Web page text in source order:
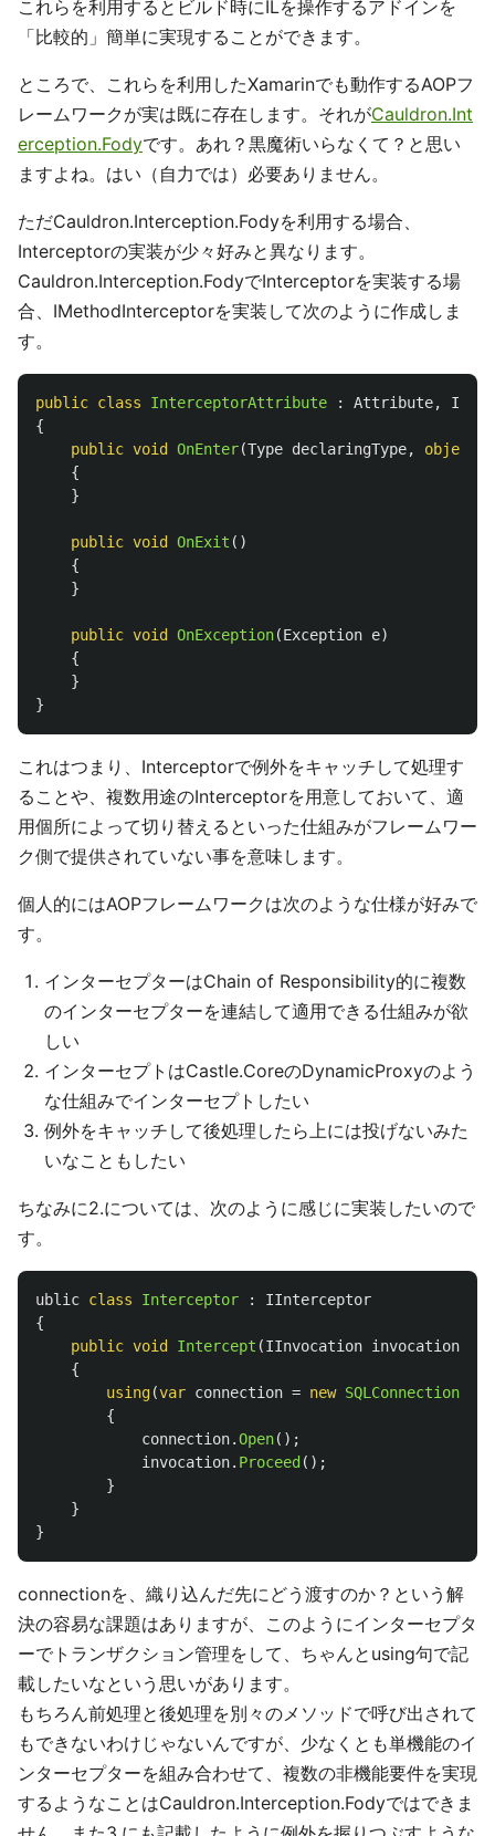
これらを利用するとビルド時にILを操作するアドインを
「比較的」簡単に実現することができます。
ところで、これらを利用したXamarinでも動作するAOPフ
レームワークが実は既に存在します。それがCauldron.Int
erception.Fodyです。あれ？黒魔術いらなくて？と思い
ますよね。はい（自力では）必要ありません。
ただCauldron.Interception.Fodyを利用する場合、
Interceptorの実装が少々好みと異なります。
Cauldron.Interception.FodyでInterceptorを実装する場
合、IMethodInterceptorを実装して次のように作成しま
す。
public class InterceptorAttribute : Attribute,
{
public void OnEnter(Type declaringType, object
{
}
public void OnExit ()
{
}
public void OnException(Exception e)
{
}
}
これはつまり、Interceptorで例外をキャッチして処理す
ることや、複数用途のInterceptorを用意しておいて、適
用個所によって切り替えるといった仕組みがフレームワー
ク側で提供されていない事を意味します。
個人的にはAOPフレームワークは次のような仕様が好みで
す。
インターセプターはChain of Responsibility的に複数
のインターセプターを連結して適用できる仕組みが欲
しい
インターセプトはCastle.CoreのDynamicProxyのよう
な仕組みでインターセプトしたい
例外をキャッチして後処理したら上には投げないみた
いなこともしたい
ちなみに2.については、次のように感じに実装したいので
す。
ublic class Interceptor :
IInterceptor
{
public void Intercept (IInvocation invocation
{
using(var connection = new SQLConnection
{
connection.Open();
invocation. Proceed ();
}
}
}
connectionを、織り込んだ先にどう渡すのか？という解
決の容易な課題はありますが、このようにインターセプタ
ーでトランザクション管理をして、ちゃんとusing句で記
載したいなという思いがあります。
もちろん前処理と後処理を別々のメソッドで呼び出されて
もできないわけじゃないんですが、少なくとも単機能のイ
ンターセプターを組み合わせて、複数の非機能要件を実現
するようなことはCauldron.Interception.Fodyではできま